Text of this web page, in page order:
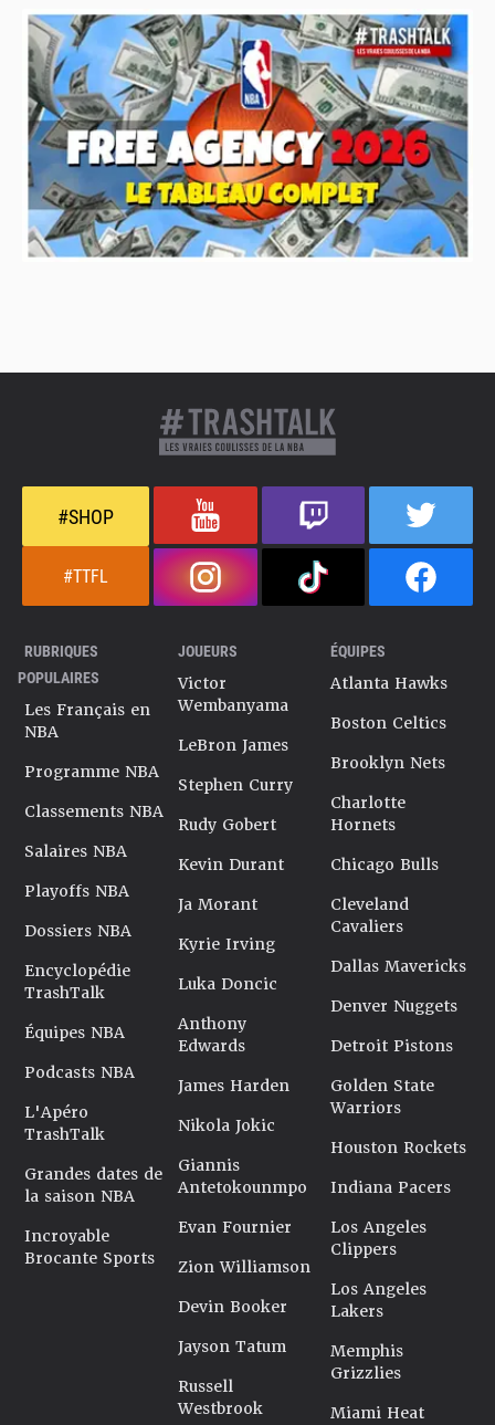
#SHOP
#TTFL
RUBRIQUES
POPULAIRES
Les Français en
NBA
Programme NBA
Classements NBA
Salaires NBA
Playoffs NBA
Dossiers NBA
Encyclopédie
TrashTalk
Équipes NBA
Podcasts NBA
L'Apéro
TrashTalk
Grandes dates de
la saison NBA
Incroyable
Brocante Sports
JOUEURS
Victor
Wembanyama
LeBron James
Stephen Curry
Rudy Gobert
Kevin Durant
Ja Morant
Kyrie Irving
Luka Doncic
Anthony
Edwards
James Harden
Nikola Jokic
Giannis
Antetokounmpo
Evan Fournier
Zion Williamson
Devin Booker
Jayson Tatum
Russell
Westbrook
ÉQUIPES
Atlanta Hawks
Boston Celtics
Brooklyn Nets
Charlotte
Hornets
Chicago Bulls
Cleveland
Cavaliers
Dallas Mavericks
Denver Nuggets
Detroit Pistons
Golden State
Warriors
Houston Rockets
Indiana Pacers
Los Angeles
Clippers
Los Angeles
Lakers
Memphis
Grizzlies
Miami Heat